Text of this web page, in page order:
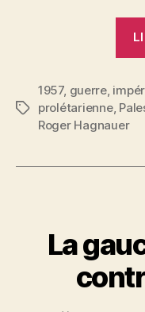
Étiquettes
1957, guerre,
prolétarienne,
Roger Hagnauer
La